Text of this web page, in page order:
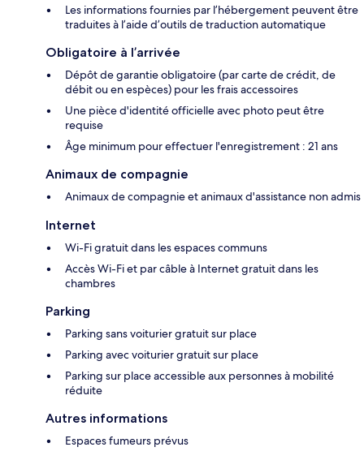
Les informations fournies par l’hébergement peuvent être
traduites à l’aide d’outils de traduction automatique
Obligatoire à l’arrivée
Dépôt de garantie obligatoire (par carte de crédit, de
débit ou en espèces) pour les frais accessoires
Une pièce d'identité officielle avec photo peut être
requise
Âge minimum pour effectuer l'enregistrement : 21 ans
Animaux de compagnie
Animaux de compagnie et animaux d'assistance non admis
Internet
Wi-Fi gratuit dans les espaces communs
Accès Wi-Fi et par câble à Internet gratuit dans les
chambres
Parking
Parking sans voiturier gratuit sur place
Parking avec voiturier gratuit sur place
Parking sur place accessible aux personnes à mobilité
réduite
Autres informations
Espaces fumeurs prévus